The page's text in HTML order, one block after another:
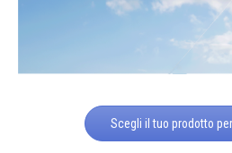
Scegli il tuo prodotto